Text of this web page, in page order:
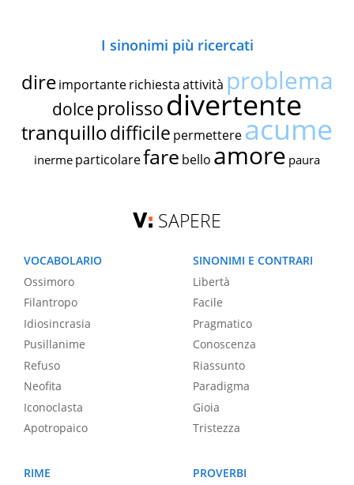
I sinonimi più ricercati
dire importante richiestaattività problema
dolce prolissodivertente
tranquillodifficile permettereacume
inerme particolarefare bello amore paura
SAPERE
VOCABOLARIO
Ossimoro
Filantropo
Idiosincrasia
Pusillanime
Refuso
Neofita
Iconoclasta
Apotropaico
SINONIMI E CONTRARI
Libertà
Facile
Pragmatico
Conoscenza
Riassunto
Paradigma
Gioia
Tristezza
RIME
PROVERBI